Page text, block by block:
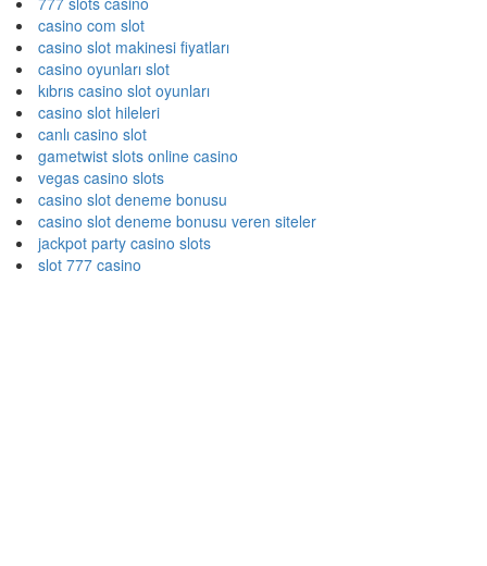
casino com slot
casino slot makinesi fiyatları
casino oyunları slot
kıbrıs casino slot oyunları
casino slot hileleri
canlı casino slot
gametwist slots online casino
vegas casino slots
casino slot deneme bonusu
casino slot deneme bonusu veren siteler
jackpot party casino slots
slot 777 casino